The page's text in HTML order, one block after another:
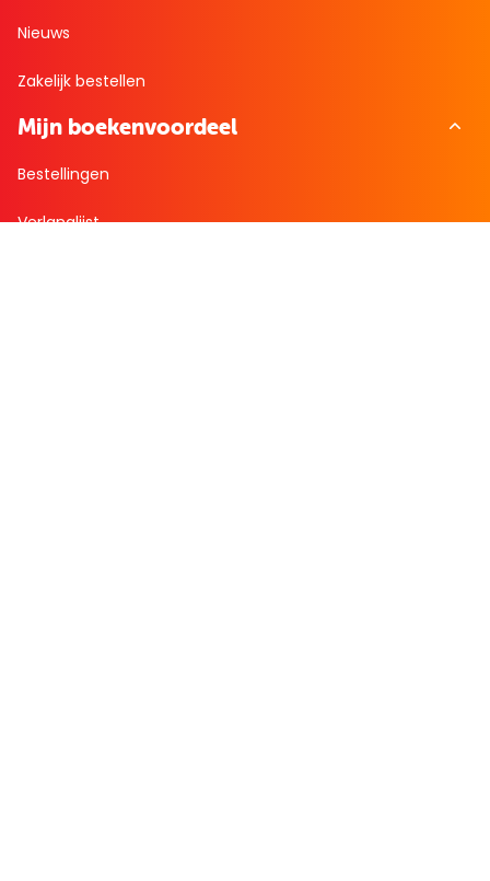
Nieuws
Zakelijk bestellen
Mijn boekenvoordeel
Bestellingen
Verlanglijst